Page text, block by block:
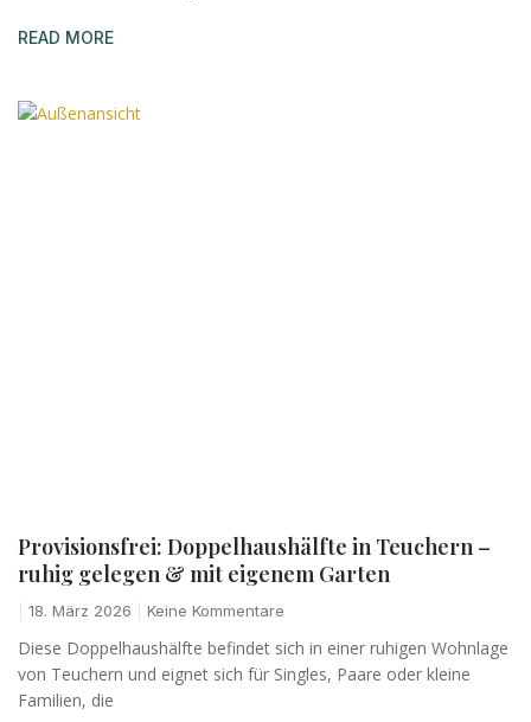
READ MORE
Provisionsfrei: Doppelhaushälfte in Teuchern –
ruhig gelegen & mit eigenem Garten
18. März 2026 Keine Kommentare
Diese Doppelhaushälfte befindet sich in einer ruhigen Wohnlage
von Teuchern und eignet sich für Singles, Paare oder kleine
Familien, die